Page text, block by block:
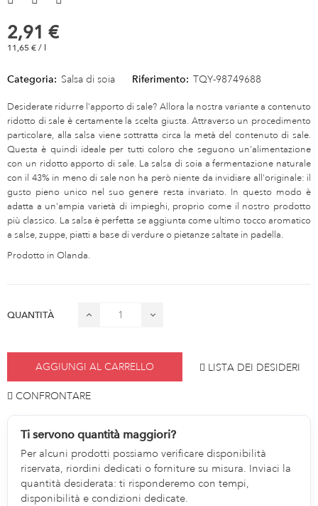
2,91 €
11,65 € / l
Categoria: Salsa di soia Riferimento: TQY-98749688
Desiderate ridurre l’apporto di sale? Allora la nostra variante a contenuto
ridotto di sale è certamente la scelta giusta. Attraverso un procedimento
particolare, alla salsa viene sottratta circa la metà del contenuto di sale.
Questa è quindi ideale per tutti coloro che seguono un’alimentazione
con un ridotto apporto di sale. La salsa di soia a fermentazione naturale
con il 43% in meno di sale non ha però niente da invidiare all’originale: il
gusto pieno unico nel suo genere resta invariato. In questo modo è
adatta a un’ampia varietà di impieghi, proprio come il nostro prodotto
più classico. La salsa è perfetta se aggiunta come ultimo tocco aromatico
a salse, zuppe, piatti a base di verdure o pietanze saltate in padella.
Prodotto in Olanda.
QUANTITÀ
AGGIUNGI AL CARRELLO LISTA DEI DESIDERI
CONFRONTARE
Ti servono quantità maggiori?
Per alcuni prodotti possiamo verificare disponibilità
riservata, riordini dedicati o forniture su misura. Inviaci la
quantità desiderata: ti risponderemo con tempi,
disponibilità e condizioni dedicate.